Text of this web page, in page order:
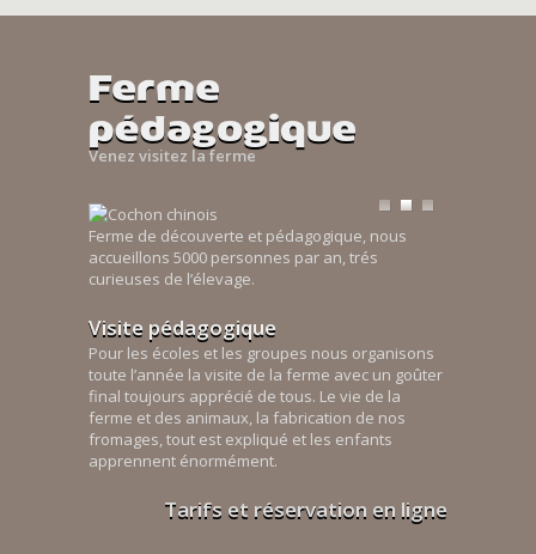
Ferme
pédagogique
Venez visitez la ferme
Ferme de découverte et pédagogique, nous
accueillons 5000 personnes par an, trés
curieuses de l’élevage.
Visite pédagogique
Pour les écoles et les groupes nous organisons
toute l’année la visite de la ferme avec un goûter
final toujours apprécié de tous. Le vie de la
ferme et des animaux, la fabrication de nos
fromages, tout est expliqué et les enfants
apprennent énormément.
Tarifs et réservation en ligne